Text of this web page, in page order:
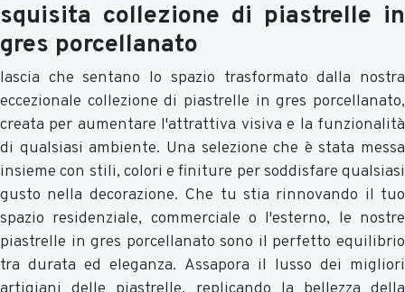
squisita collezione di piastrelle in
gres porcellanato
lascia che sentano lo spazio trasformato dalla nostra
eccezionale collezione di piastrelle in gres porcellanato,
creata per aumentare l'attrattiva visiva e la funzionalità
di qualsiasi ambiente. Una selezione che è stata messa
insieme con stili, colori e finiture per soddisfare qualsiasi
gusto nella decorazione. Che tu stia rinnovando il tuo
spazio residenziale, commerciale o l'esterno, le nostre
piastrelle in gres porcellanato sono il perfetto equilibrio
tra durata ed eleganza. Assapora il lusso dei migliori